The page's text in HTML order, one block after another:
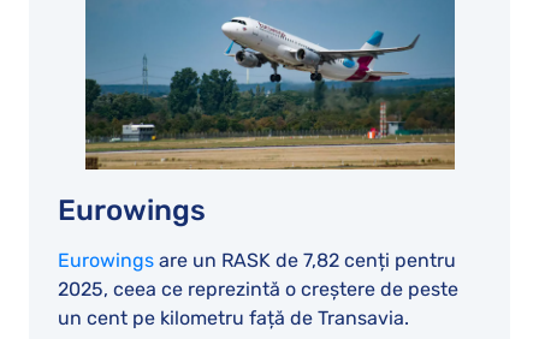
Eurowings
Eurowings are un RASK de 7,82 cenți pentru
2025, ceea ce reprezintă o creștere de peste
un cent pe kilometru față de Transavia.